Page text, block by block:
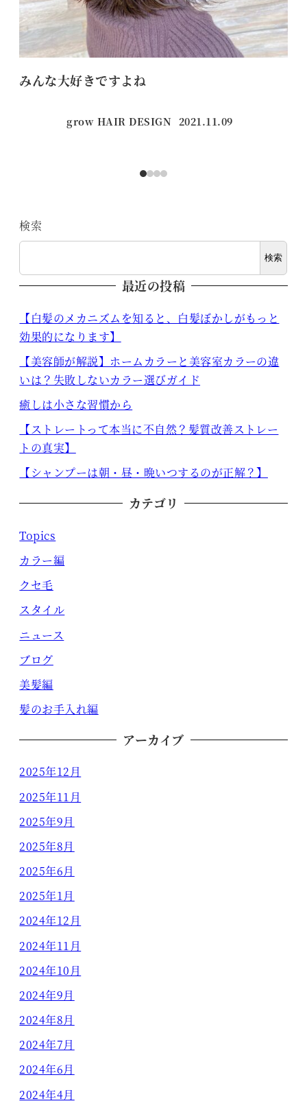
みんな大好きですよね
grow HAIR DESIGN 投稿日
2021.11.09
検索
検索
最近の投稿
【白髪のメカニズムを知ると、白髪ぼかしがもっと
効果的になります】
【美容師が解説】ホームカラーと美容室カラーの違
いは？失敗しないカラー選びガイド
癒しは小さな習慣から
【ストレートって本当に不自然？髪質改善ストレー
トの真実】
【シャンプーは朝・昼・晩いつするのが正解？】
カテゴリ
Topics
カラー編
クセ毛
スタイル
ニュース
ブログ
美髪編
髪のお手入れ編
アーカイブ
2025年12月
2025年11月
2025年9月
2025年8月
2025年6月
2025年1月
2024年12月
2024年11月
2024年10月
2024年9月
2024年8月
2024年7月
2024年6月
2024年4月